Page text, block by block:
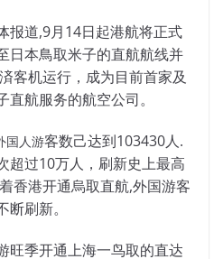
报道,9月14日起港航将正式
日本鳥取米子的直航航线并
客机运行，成为目前首家及
直航服务的航空公司。
国人游客数己达到103430人.
超过10万人，刷新史上最高
香港开通烏取直航,外国游客
断刷新。
旺季开通上海一鸟取的直达